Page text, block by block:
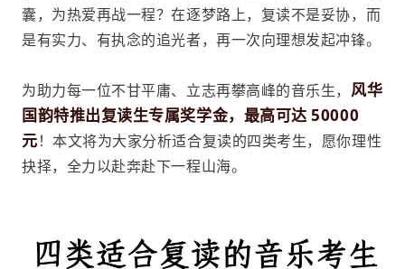
囊，为热爱再战一程？在逐梦路上，复读不是妥协，而
是有实力、有执念的追光者，再一次向理想发起冲锋。
为助力每一位不甘平庸、立志再攀高峰的音乐生， 风华
国韵特推出复读生专属奖学金，最高可达 50000
元！本文将为大家分析适合复读的四类考生，愿你理性
抉择，全力以赴奔赴下一程山海。